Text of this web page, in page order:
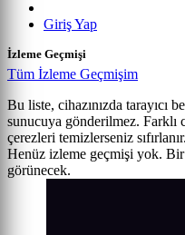
Giriş Yap
İzleme Geçmişi
Tüm İzleme Geçmişim
Bu liste, cihazınızda tarayıcı
sunucuya gönderilmez. Farklı
çerezleri temizlerseniz sıfırlanır.
Henüz izleme geçmişi yok.
görünecek.